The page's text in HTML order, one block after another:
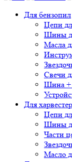
Для бензопил
Цепи
Шины
Масла
Свечи
Шина +
Для
Цепи
Шины
Части
Масло